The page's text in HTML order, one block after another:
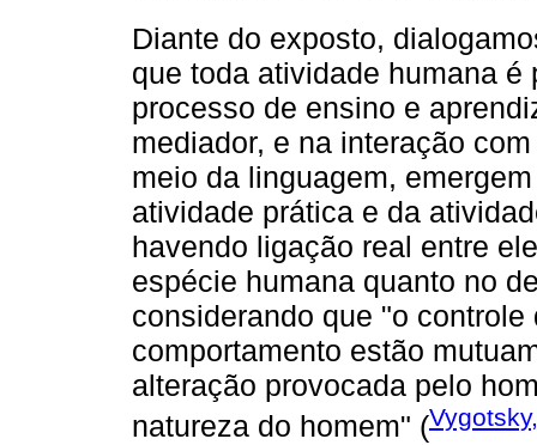
Diante do exposto,
que toda atividade humana
processo de ensino e
mediador, e na interação
meio da linguagem,
atividade prática e da
havendo ligação real entre
espécie humana quanto no
considerando que "o
comportamento estão
alteração provocada pelo
natureza do homem" (